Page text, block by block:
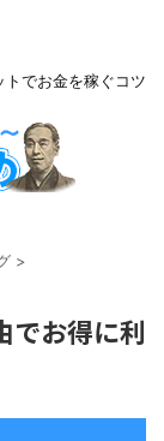
でお金を稼ぐコツ
>
でお得に利